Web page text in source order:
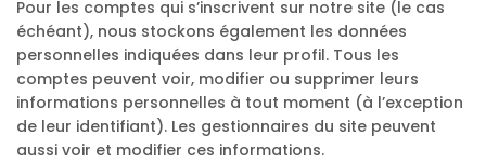
Pour les comptes qui s’inscrivent sur notre site (le cas
échéant), nous stockons également les données
personnelles indiquées dans leur profil. Tous les
comptes peuvent voir, modifier ou supprimer leurs
informations personnelles à tout moment (à l’exception
de leur identifiant). Les gestionnaires du site peuvent
aussi voir et modifier ces informations.